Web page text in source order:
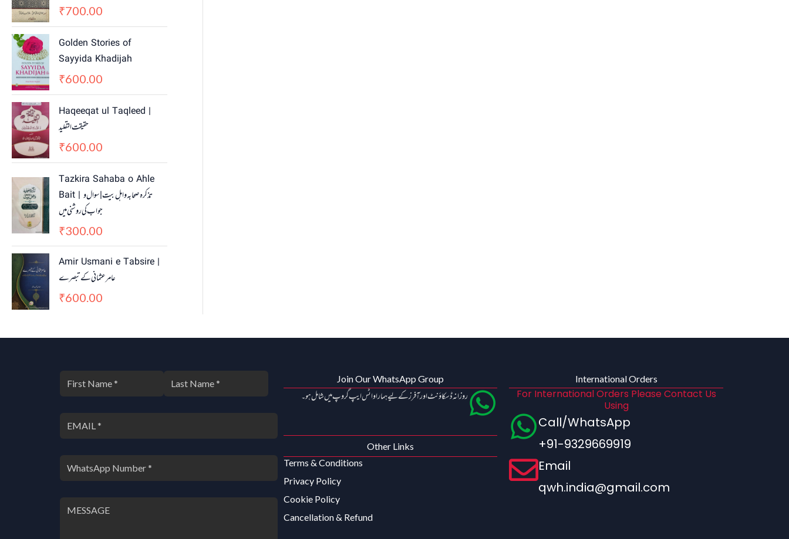
₹700.00
Golden Stories of
Sayyida Khadijah
₹600.00
Haqeeqat ul Taqleed |
حقیقت التقلید
₹600.00
Tazkira Sahaba o Ahle
Bait | تذکرہ صحابہ واہل بیت | سوال و
جواب کی روشنی میں
₹300.00
Amir Usmani e Tabsire |
عامر عثمانی کے تبصرے
₹600.00
Join Our WhatsApp Group
روزانہ ڈسکاؤنٹ اور آفرز کے لیے ہمارا واٹس ایپ گروپ میں شامل ہو۔
Other Links
Terms & Conditions
Privacy Policy
Cookie Policy
Cancellation & Refund
International Orders
For International Orders Please Contact Us
Using
Call/WhatsApp
+91-9329669919
Email
qwh.india@gmail.com